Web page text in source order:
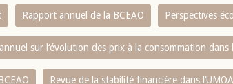
Rapport annuel de la BCEAO Perspectives
sur l‘évolution des prix à la consommation dans
Revue de la stabilité financière dans l‘UMOA